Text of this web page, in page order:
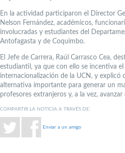
En la actividad participaron el Director
Nelson Fernández, académicos,
involucradas y estudiantes del
Antofagasta y de Coquimbo.
El Jefe de Carrera, Raúl Carrasco Cea,
estudiantil, ya que con ello se incentiva
internacionalización de la UCN, y explicó
alternativa importante para generar un
profesores extranjeros y, a la vez,
COMPARTIR LA NOTICIA A TRAVÉS DE:
Enviar a un amigo